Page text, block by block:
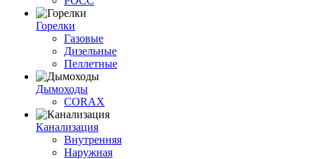
Горелки
Газовые
Дизельные
Пеллетные
Дымоходы
CORAX
Канализация
Внутренняя
Наружная